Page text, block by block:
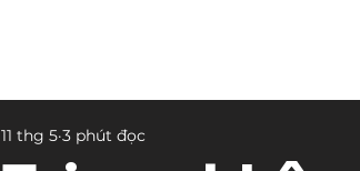
11 thg 5 3 phút đọc